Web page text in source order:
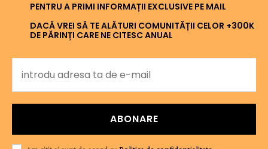
PENTRU A PRIMI INFORMAȚII EXCLUSIVE PE MAIL
DACĂ VREI SĂ TE ALĂTURI COMUNITĂȚII CELOR +300K
DE PĂRINȚI CARE NE CITESC ANUAL
ABONARE